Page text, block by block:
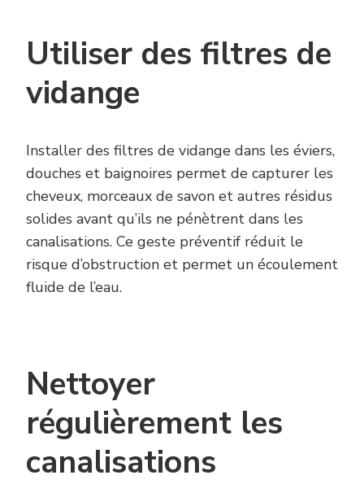
Utiliser des filtres de
vidange
Installer des filtres de vidange dans les éviers,
douches et baignoires permet de capturer les
cheveux, morceaux de savon et autres résidus
solides avant qu’ils ne pénètrent dans les
canalisations. Ce geste préventif réduit le
risque d’obstruction et permet un écoulement
fluide de l’eau.
Nettoyer
régulièrement les
canalisations